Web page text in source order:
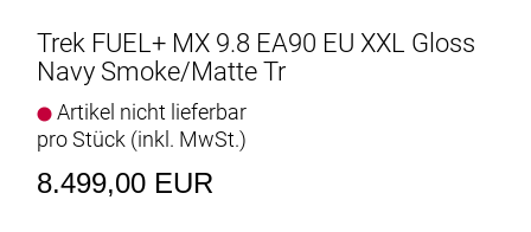
reagiert. Das vermittelt dir in kritischen Situationen
mehr Vertrauen.
Geschlecht: Uni
Rahmen: OCLV Mountain Carbon, herausnehmbarer
Akku, verstellbarer Steuersatzwinkel, verstellbares
Trek FUEL+ MX 9.8 EA90 EU XXL Gloss
Navy Smoke/Matte Tr
Artikel nicht lieferbar
pro Stück (inkl. MwSt.)
8.499,00 EUR